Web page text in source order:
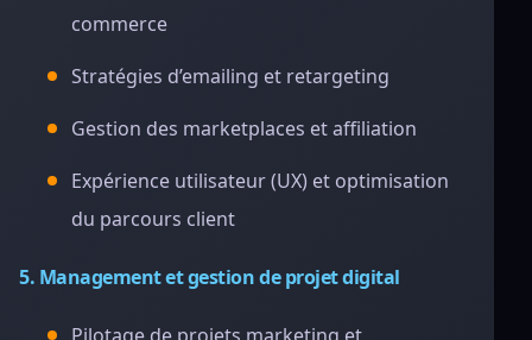
commerce
Stratégies d’emailing et retargeting
Gestion des marketplaces et affiliation
Expérience utilisateur (UX) et optimisation
du parcours client
5. Management et gestion de projet digital